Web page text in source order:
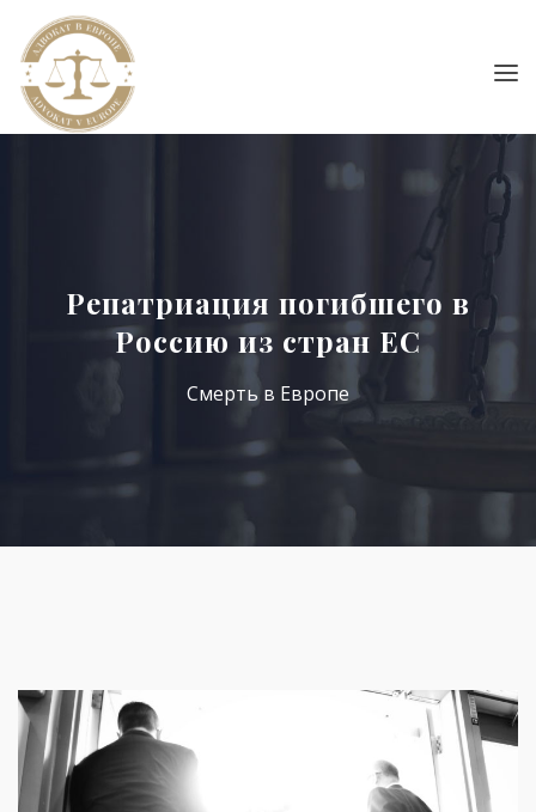
Репатриация погибшего в
Россию из стран ЕС
Смерть в Европе